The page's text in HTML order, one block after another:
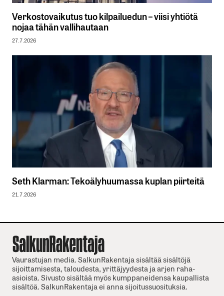
Verkostovaikutus tuo kilpailuedun – viisi yhtiötä
nojaa tähän vallihautaan
27.7.2026
Seth Klarman: Tekoälyhuumassa kuplan piirteitä
21.7.2026
Vaurastujan media. SalkunRakentaja sisältää sisältöjä
sijoittamisesta, taloudesta, yrittäjyydesta ja arjen raha-
asioista. Sivusto sisältää myös kumppaneidensa kaupallista
sisältöä. SalkunRakentaja ei anna sijoitussuosituksia.